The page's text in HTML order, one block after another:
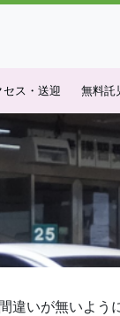
セス・送迎 無料託
いが無いよう